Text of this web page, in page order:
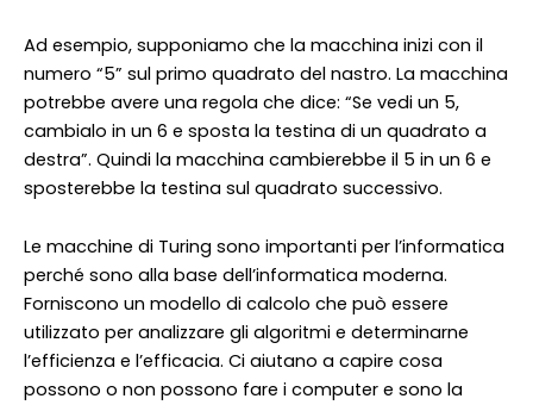
Ad esempio, supponiamo che la macchina inizi con il
numero “5” sul primo quadrato del nastro. La macchina
potrebbe avere una regola che dice: “Se vedi un 5,
cambialo in un 6 e sposta la testina di un quadrato a
destra”. Quindi la macchina cambierebbe il 5 in un 6 e
sposterebbe la testina sul quadrato successivo.
Le macchine di Turing sono importanti per l’informatica
perché sono alla base dell’informatica moderna.
Forniscono un modello di calcolo che può essere
utilizzato per analizzare gli algoritmi e determinarne
l’efficienza e l’efficacia. Ci aiutano a capire cosa
possono o non possono fare i computer e sono la